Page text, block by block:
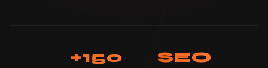
+150 SEO